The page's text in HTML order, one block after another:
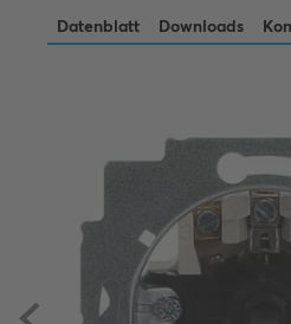
Datenblatt Downloads